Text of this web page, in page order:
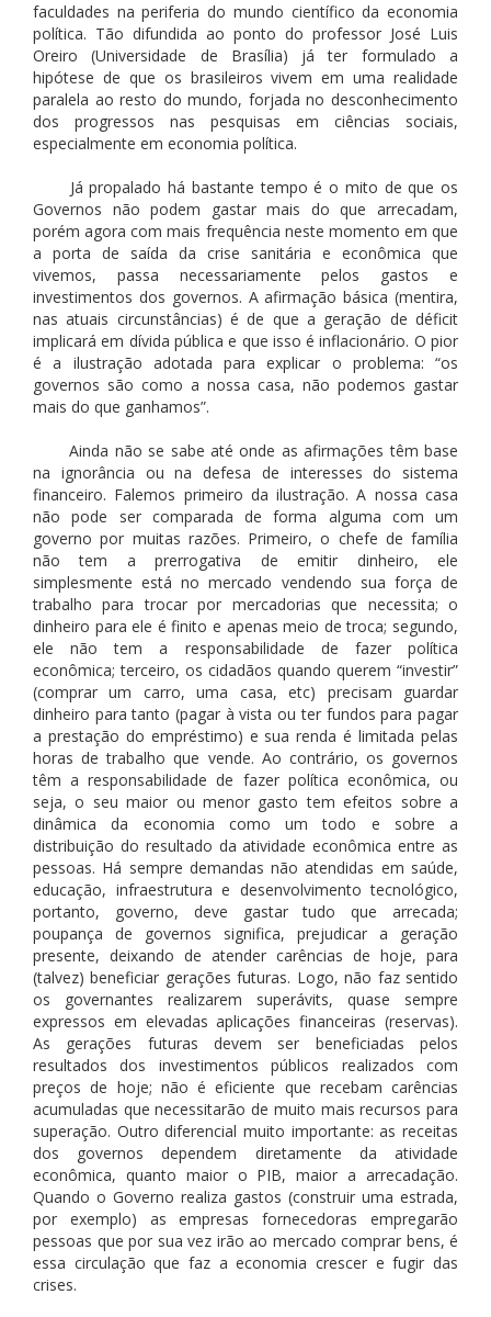
faculdades na periferia do mundo científico da economia
política. Tão difundida ao ponto do professor José Luis
Oreiro (Universidade de Brasília) já ter formulado a
hipótese de que os brasileiros vivem em uma realidade
paralela ao resto do mundo, forjada no desconhecimento
dos progressos nas pesquisas em ciências sociais,
especialmente em economia política.
Já propalado há bastante tempo é o mito de que os
Governos não podem gastar mais do que arrecadam,
porém agora com mais frequência neste momento em que
a porta de saída da crise sanitária e econômica que
vivemos, passa necessariamente pelos gastos e
investimentos dos governos. A afirmação básica (mentira,
nas atuais circunstâncias) é de que a geração de déficit
implicará em dívida pública e que isso é inflacionário. O pior
é a ilustração adotada para explicar o problema: “os
governos são como a nossa casa, não podemos gastar
mais do que ganhamos”.
Ainda não se sabe até onde as afirmações têm base
na ignorância ou na defesa de interesses do sistema
financeiro. Falemos primeiro da ilustração. A nossa casa
não pode ser comparada de forma alguma com um
governo por muitas razões. Primeiro, o chefe de família
não tem a prerrogativa de emitir dinheiro, ele
simplesmente está no mercado vendendo sua força de
trabalho para trocar por mercadorias que necessita; o
dinheiro para ele é finito e apenas meio de troca; segundo,
ele não tem a responsabilidade de fazer política
econômica; terceiro, os cidadãos quando querem “investir”
(comprar um carro, uma casa, etc) precisam guardar
dinheiro para tanto (pagar à vista ou ter fundos para pagar
a prestação do empréstimo) e sua renda é limitada pelas
horas de trabalho que vende. Ao contrário, os governos
têm a responsabilidade de fazer política econômica, ou
seja, o seu maior ou menor gasto tem efeitos sobre a
dinâmica da economia como um todo e sobre a
distribuição do resultado da atividade econômica entre as
pessoas. Há sempre demandas não atendidas em saúde,
educação, infraestrutura e desenvolvimento tecnológico,
portanto, governo, deve gastar tudo que arrecada;
poupança de governos significa, prejudicar a geração
presente, deixando de atender carências de hoje, para
(talvez) beneficiar gerações futuras. Logo, não faz sentido
os governantes realizarem superávits, quase sempre
expressos em elevadas aplicações financeiras (reservas).
As gerações futuras devem ser beneficiadas pelos
resultados dos investimentos públicos realizados com
preços de hoje; não é eficiente que recebam carências
acumuladas que necessitarão de muito mais recursos para
superação. Outro diferencial muito importante: as receitas
dos governos dependem diretamente da atividade
econômica, quanto maior o PIB, maior a arrecadação.
Quando o Governo realiza gastos (construir uma estrada,
por exemplo) as empresas fornecedoras empregarão
pessoas que por sua vez irão ao mercado comprar bens, é
essa circulação que faz a economia crescer e fugir das
crises.